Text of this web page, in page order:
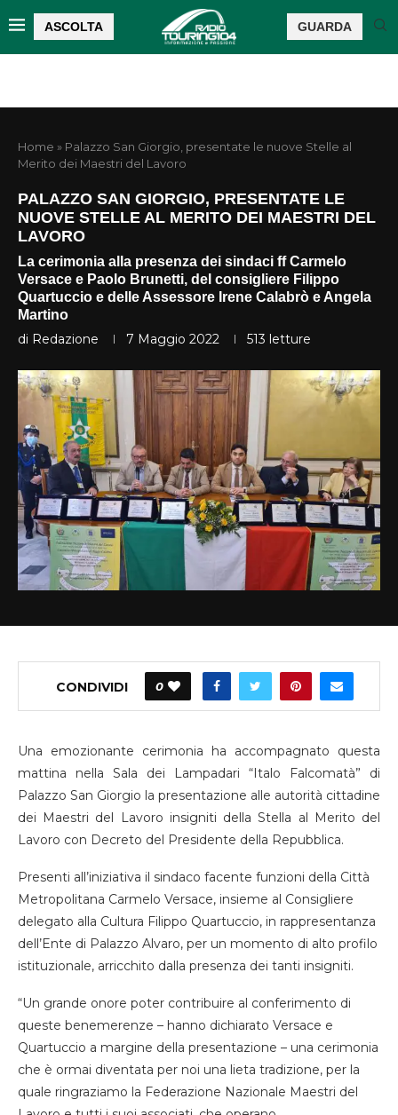
ASCOLTA GUARDA
Home » Palazzo San Giorgio, presentate le nuove Stelle al
Merito dei Maestri del Lavoro
PALAZZO SAN GIORGIO, PRESENTATE LE
NUOVE STELLE AL MERITO DEI MAESTRI DEL
LAVORO
La cerimonia alla presenza dei sindaci ff Carmelo
Versace e Paolo Brunetti, del consigliere Filippo
Quartuccio e delle Assessore Irene Calabrò e Angela
Martino
di Redazione 7 Maggio 2022 513 letture
CONDIVIDI 0
Una emozionante cerimonia ha accompagnato questa
mattina nella Sala dei Lampadari “Italo Falcomatà” di
Palazzo San Giorgio la presentazione alle autorità cittadine
dei Maestri del Lavoro insigniti della Stella al Merito del
Lavoro con Decreto del Presidente della Repubblica.
Presenti all’iniziativa il sindaco facente funzioni della Città
Metropolitana Carmelo Versace, insieme al Consigliere
delegato alla Cultura Filippo Quartuccio, in rappresentanza
dell’Ente di Palazzo Alvaro, per un momento di alto profilo
istituzionale, arricchito dalla presenza dei tanti insigniti.
“Un grande onore poter contribuire al conferimento di
queste benemerenze – hanno dichiarato Versace e
Quartuccio a margine della presentazione – una cerimonia
che è ormai diventata per noi una lieta tradizione, per la
quale ringraziamo la Federazione Nazionale Maestri del